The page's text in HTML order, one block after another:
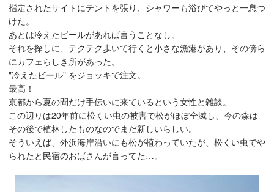
指定されたサイトにテントを張り、シャワーも浴びてやっと一息つ
けた。
あとは冷えたビールがあれば言うことなし。
それを探しに、テクテク歩いて行くと小さな漁港があり、その傍ら
にカフェらしき所があった。
"冷えたビール" をジョッキで注文。
最高！
京都から夏の間だけ手伝いに来ているという女性と雑談。
この辺りは20年前に松くい虫の被害で松がほぼ全滅し、今の森は
その後で植林したものなのでまだ新しいらしい。
そういえば、外浜海岸沿いにも松が植わっていたが、松くい虫でや
られたと民宿のおばさんが言ってた…。